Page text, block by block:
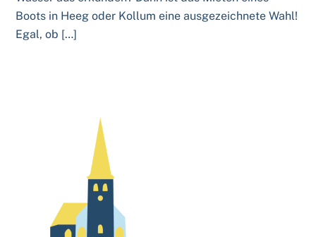
Boots in Heeg oder Kollum eine ausgezeichnete Wahl!
Egal, ob […]